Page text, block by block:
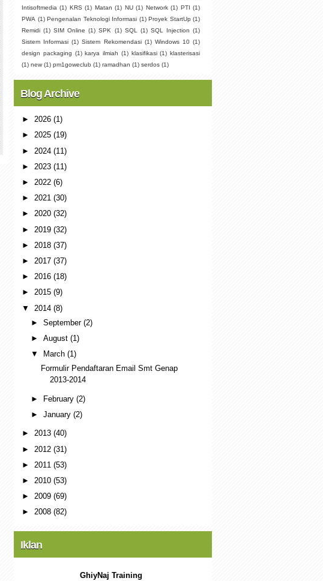
Intisoftmedia (1) KRS (1) Matan (1) NU (1) Network (1) PTI (1)
PWA (1) Pengenalan Teknologi Informasi (1) Proyek StartUp (1)
Remidi (1) SIM Online (1) SPK (1) SQL (1) SQL Injection (1)
Sistem Informasi (1) Sistem Rekomendasi (1) Windows 10 (1)
design packaging (1) karya ilmiah (1) klasifikasi (1) klasterisasi
(1) new (1) pm1goweclub (1) ramadhan (1) serdos (1)
Blog Archive
► 2026 (1)
► 2025 (19)
► 2024 (11)
► 2023 (11)
► 2022 (6)
► 2021 (30)
► 2020 (32)
► 2019 (32)
► 2018 (37)
► 2017 (37)
► 2016 (18)
► 2015 (9)
▼ 2014 (8)
►September(2)
►August(1)
▼
March(1)
Formulir Pendaftaran Email Smt Genap
2013-2014
► February(2)
►January(2)
► 2013 (40)
► 2012 (31)
► 2011 (53)
► 2010 (53)
► 2009 (69)
► 2008 (82)
Iklan
GhiyNaj Training